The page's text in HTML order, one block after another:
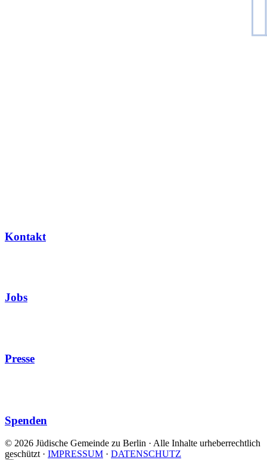
Kontakt
Jobs
Presse
Spenden
© 2026 Jüdische Gemeinde zu Berlin · Alle Inhalte urheberrechtlich
geschützt· IMPRESSUM · DATENSCHUTZ